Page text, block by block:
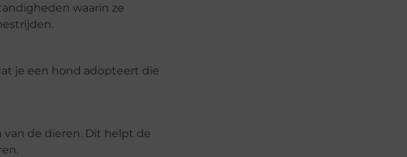
waarin ze
je een hond adopteert die
de dieren. Dit helpt de